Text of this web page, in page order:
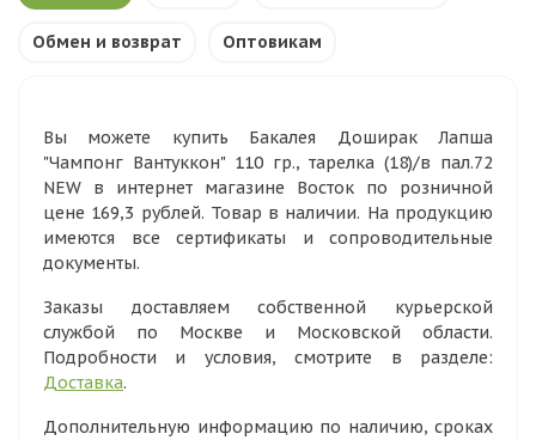
Обмен и возврат Оптовикам
Вы можете купить Бакалея Доширак Лапша
"Чампонг Вантуккон" 110 гр., тарелка (18)/в пал.72
NEW в интернет магазине Восток по розничной
цене 169,3 рублей. Товар в наличии. На продукцию
имеются все сертификаты и сопроводительные
документы.
Заказы доставляем собственной курьерской
службой по Москве и Московской области.
Подробности и условия, смотрите в разделе:
Доставка.
Дополнительную информацию по наличию, сроках